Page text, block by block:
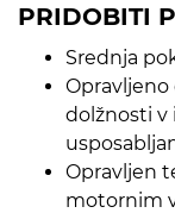
PRIDOBITI
Srednja
Opravljeno
dolžnosti v
Opravljen
motornim